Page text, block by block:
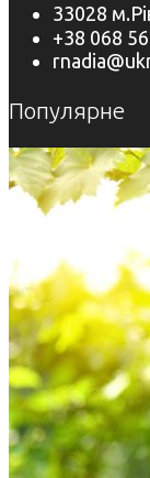
33028
+38 068
Популярне